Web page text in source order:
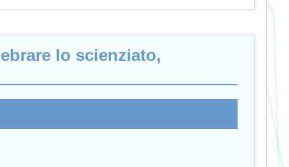
lo scienziato,